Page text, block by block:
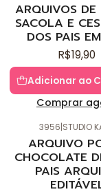
ARQUIVOS DE
SACOLA E
DOS PAIS
R$19,90
Adicionar ao
Comprar
3956|STUDIO
ARQUIVO
CHOCOLATE
PAIS